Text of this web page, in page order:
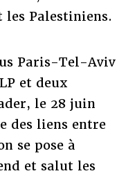
Palestiniens.
Paris-Tel-Aviv
et deux
le 28 juin
des liens entre
se pose à
et salut les